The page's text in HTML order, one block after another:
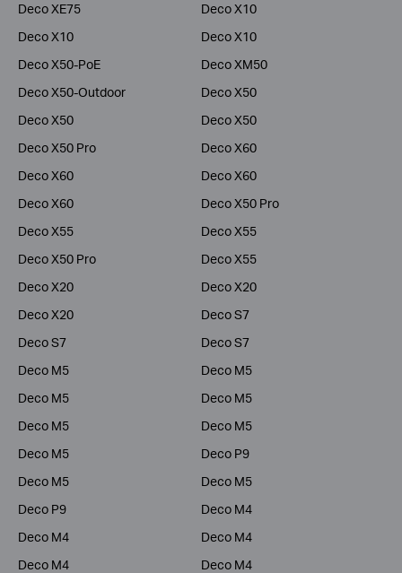
Deco XE75
Deco X10
Deco X10
Deco X10
Deco X50-PoE
Deco XM50
Deco X50-Outdoor
Deco X50
Deco X50
Deco X50
Deco X50 Pro
Deco X60
Deco X60
Deco X60
Deco X60
Deco X50 Pro
Deco X55
Deco X55
Deco X50 Pro
Deco X55
Deco X20
Deco X20
Deco X20
Deco S7
Deco S7
Deco S7
Deco M5
Deco M5
Deco M5
Deco M5
Deco M5
Deco M5
Deco M5
Deco P9
Deco M5
Deco M5
Deco P9
Deco M4
Deco M4
Deco M4
Deco M4
Deco M4